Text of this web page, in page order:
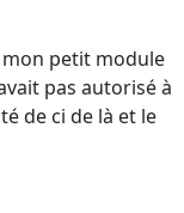
mon petit module
pas autorisé à
de ci de là et le